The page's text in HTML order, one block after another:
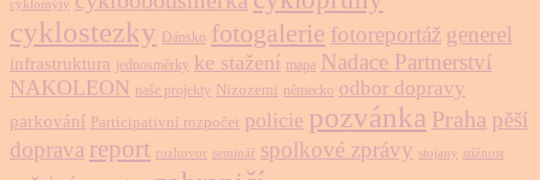
cyklomýty
cyklostezky Dánsko fotogalerie fotoreportáž generel
infrastruktura jednosměrky ke stažení mapa Nadace Partnerství
NAKOLEON naše projekty Nizozemí německo odbor dopravy
parkování Participativní rozpočet policie pozvánka Praha pěší
doprava report rozhovor seminář spolkové zprávy stojany stížnost